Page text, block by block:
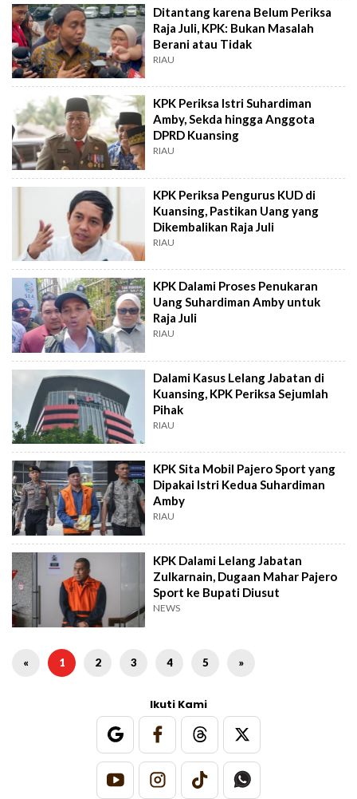
Ditantang karena Belum Periksa
Raja Juli, KPK: Bukan Masalah
Berani atau Tidak
RIAU
KPK Periksa Istri Suhardiman
Amby, Sekda hingga Anggota
DPRD Kuansing
RIAU
KPK Periksa Pengurus KUD di
Kuansing, Pastikan Uang yang
Dikembalikan Raja Juli
RIAU
KPK Dalami Proses Penukaran
Uang Suhardiman Amby untuk
Raja Juli
RIAU
Dalami Kasus Lelang Jabatan di
Kuansing, KPK Periksa Sejumlah
Pihak
RIAU
KPK Sita Mobil Pajero Sport yang
Dipakai Istri Kedua Suhardiman
Amby
RIAU
KPK Dalami Lelang Jabatan
Zulkarnain, Dugaan Mahar Pajero
Sport ke Bupati Diusut
NEWS
« 1 2 3 4 5 »
Ikuti Kami